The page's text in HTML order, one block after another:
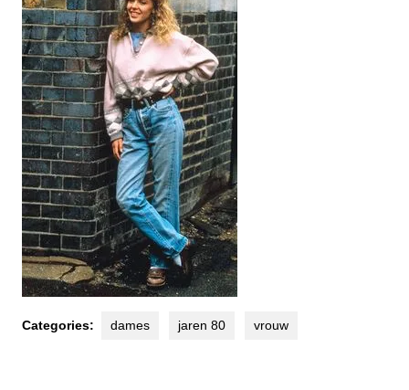
Categories: dames jaren 80 vrouw